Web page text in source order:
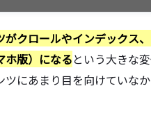
クロールやインデックス
ホ版）になるという大きな
にあまり目を向けていな